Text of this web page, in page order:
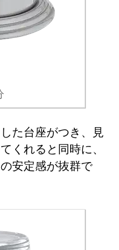
た台座がつき、見
くれると同時に、
安定感が抜群で